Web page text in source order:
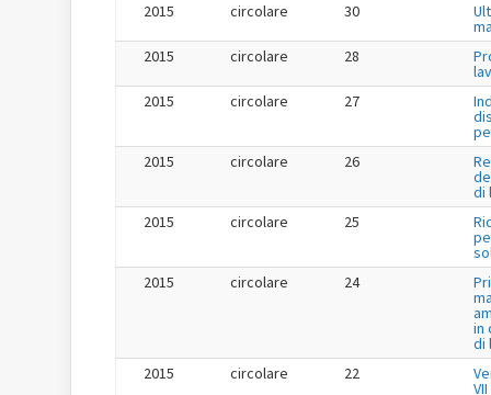
2015
circolare 30
2015
circolare 28
2015
circolare 27
2015
circolare 26
di
2015
circolare 25
2015
circolare 24
in
di
2015
circolare 22